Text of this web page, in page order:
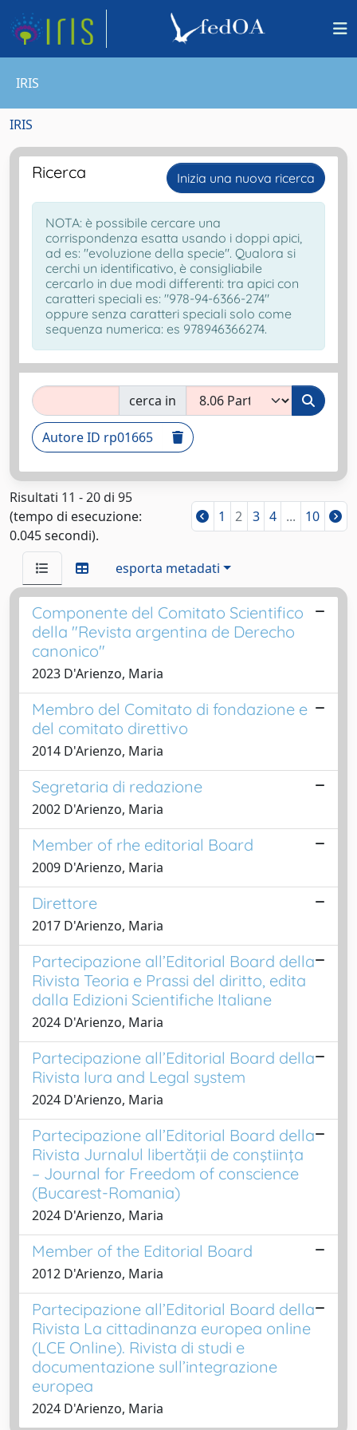
IRIS
IRIS
Ricerca Inizia una nuova ricerca
NOTA: è possibile cercare una
corrispondenza esatta usando i doppi apici,
ad es: "evoluzione della specie". Qualora si
cerchi un identificativo, è consigliabile
cercarlo in due modi differenti: tra apici con
caratteri speciali es: "978-94-6366-274"
oppure senza caratteri speciali solo come
sequenza numerica: es 978946366274.
cerca in
Autore ID rp01665
Risultati 11 - 20 di 95
(tempo di esecuzione:
0.045 secondi).
1 2 3 4 ... 10
esporta metadati
Componente del Comitato Scientifico
della "Revista argentina de Derecho
canonico"
2023 D'Arienzo, Maria
Membro del Comitato di fondazione e
del comitato direttivo
2014 D'Arienzo, Maria
Segretaria di redazione
2002 D'Arienzo, Maria
Member of rhe editorial Board
2009 D'Arienzo, Maria
Direttore
2017 D'Arienzo, Maria
Partecipazione all’Editorial Board della
Rivista Teoria e Prassi del diritto, edita
dalla Edizioni Scientifiche Italiane
2024 D'Arienzo, Maria
Partecipazione all’Editorial Board della
Rivista Iura and Legal system
2024 D'Arienzo, Maria
Partecipazione all’Editorial Board della
Rivista Jurnalul libertăţii de conştiinţa
– Journal for Freedom of conscience
(Bucarest-Romania)
2024 D'Arienzo, Maria
Member of the Editorial Board
2012 D'Arienzo, Maria
Partecipazione all’Editorial Board della
Rivista La cittadinanza europea online
(LCE Online). Rivista di studi e
documentazione sull’integrazione
europea
2024 D'Arienzo, Maria